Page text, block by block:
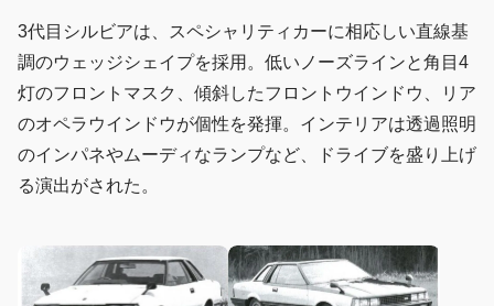
3代目シルビアは、スペシャリティカーに相応しい直線基
調のウェッジシェイプを採用。低いノーズラインと角目4
灯のフロントマスク、傾斜したフロントウインドウ、リア
のオペラウインドウが個性を発揮。インテリアは透過照明
のインパネやムーディなランプなど、ドライブを盛り上げ
る演出がされた。